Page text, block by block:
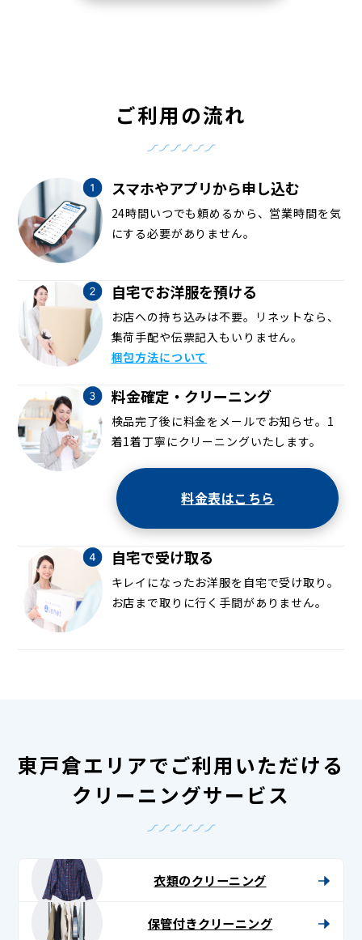
ご利用の流れ
スマホやアプリから申し込む
24時間いつでも頼めるから、営業時間を気
にする必要がありません。
自宅でお洋服を預ける
お店への持ち込みは不要。リネットなら、
集荷手配や伝票記入もいりません。
梱包方法について
料金確定・クリーニング
検品完了後に料金をメールでお知らせ。1
着1着丁寧にクリーニングいたします。
料金表はこちら
自宅で受け取る
キレイになったお洋服を自宅で受け取り。
お店まで取りに行く手間がありません。
東戸倉エリアでご利用いただける
クリーニングサービス
衣類のクリーニング
保管付きクリーニング